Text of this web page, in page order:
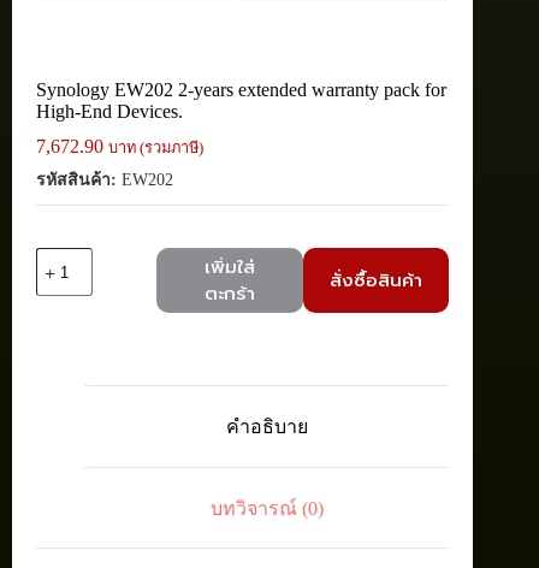
Synology EW202 2-years extended warranty pack for
High-End Devices.
7,672.90 บาท (รวมภาษี)
รหัสสินค้า: EW202
Synology
warranty
เพิ่มใส่
ตะกร้า
สั่งซื้อสินค้า
คำอธิบาย
บทวิจารณ์ (0)